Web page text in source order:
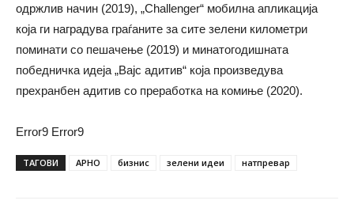
одржлив начин (2019), „Challenger“ мобилна апликација
која ги наградува граѓаните за сите зелени километри
поминати со пешачење (2019) и минатогодишната
победничка идеја „Вајс адитив“ која произведува
прехранбен адитив со преработка на комиње (2020).
Error9 Error9
ТАГОВИ АРНО бизнис зелени идеи натпревар